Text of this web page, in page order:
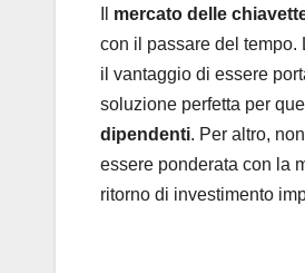
mercato delle
con il passare del
il vantaggio di essere
soluzione perfetta per
dipendenti. Per altro,
essere ponderata con la
ritorno di investimento